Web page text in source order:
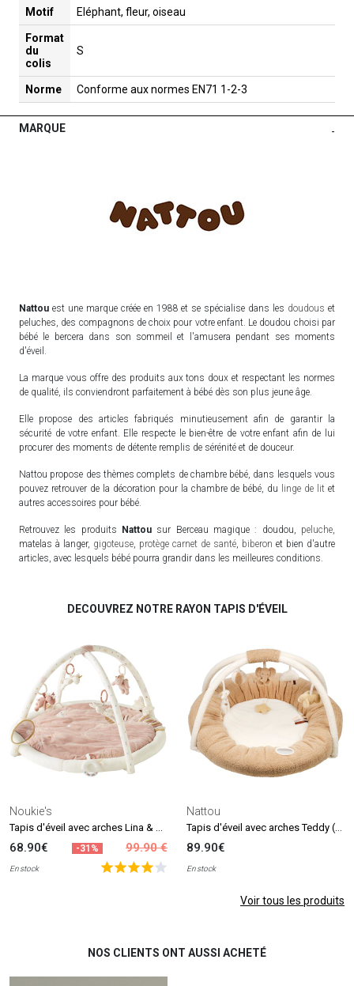
Motif Eléphant, fleur, oiseau
Format
du
colis
S
Norme Conforme aux normes EN71 1-2-3
MARQUE -
Nattou est une marque créée en 1988 et se spécialise dans les doudous et
peluches, des compagnons de choix pour votre enfant. Le doudou choisi par
bébé le bercera dans son sommeil et l'amusera pendant ses moments
d'éveil.
La marque vous offre des produits aux tons doux et respectant les normes
de qualité, ils conviendront parfaitement à bébé dès son plus jeune âge.
Elle propose des articles fabriqués minutieusement afin de garantir la
sécurité de votre enfant. Elle respecte le bien-être de votre enfant afin de lui
procurer des moments de détente remplis de sérénité et de douceur.
Nattou propose des thèmes complets de chambre bébé, dans lesquels vous
pouvez retrouver de la décoration pour la chambre de bébé, du
linge de lit et
autres accessoires pour bébé.
Retrouvez les produits Nattou sur Berceau magique : doudou, peluche,
matelas à langer, gigoteuse, protège carnet de santé, biberon et bien d'autre
articles, avec lesquels bébé pourra grandir dans les meilleures conditions.
DECOUVREZ NOTRE RAYON TAPIS D'ÉVEIL
Noukie's
Tapis d'éveil avec arches Lina & Joy
68.90€ -31% 99.90 €
En stock
Nattou
Tapis d'éveil avec arches Teddy (90 cm)
89.90€
En stock
Voir tous les produits
NOS CLIENTS ONT AUSSI ACHETÉ